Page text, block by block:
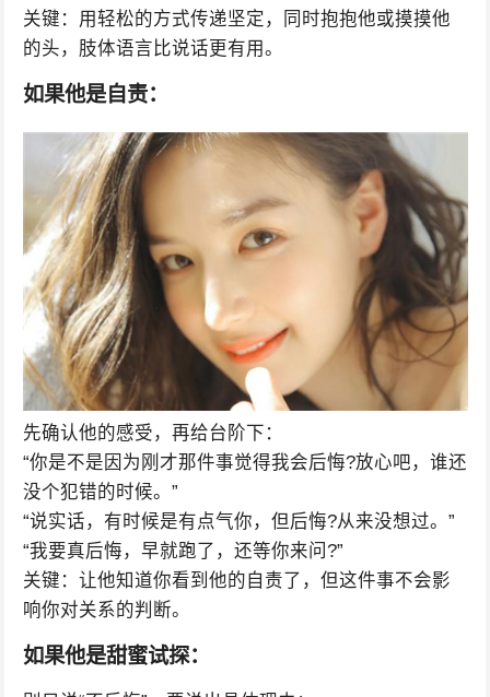
关键：用轻松的方式传递坚定，同时抱抱他或摸摸他
的头，肢体语言比说话更有用。
如果他是自责：
先确认他的感受，再给台阶下：
“你是不是因为刚才那件事觉得我会后悔?放心吧，谁还
没个犯错的时候。”
“说实话，有时候是有点气你，但后悔?从来没想过。”
“我要真后悔，早就跑了，还等你来问?”
关键：让他知道你看到他的自责了，但这件事不会影
响你对关系的判断。
如果他是甜蜜试探：